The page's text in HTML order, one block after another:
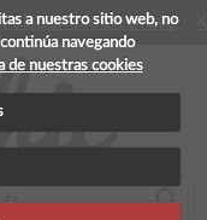
a nuestro sitio web, no
navegando
de nuestras cookies
disponible en breve
search